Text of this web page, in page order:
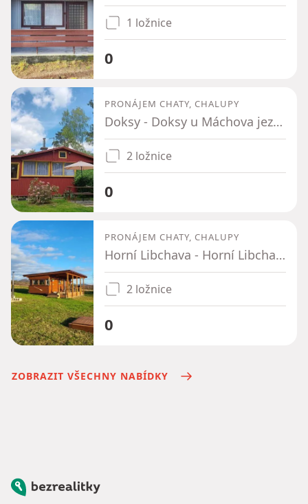
1 ložnice
0
PRONÁJEM CHATY, CHALUPY
Doksy - Doksy u Máchova jezera, Liberecký kraj
2 ložnice
0
PRONÁJEM CHATY, CHALUPY
Horní Libchava - Horní Libchava, Liberecký kraj
2 ložnice
0
ZOBRAZIT VŠECHNY NABÍDKY
Bezrealitky